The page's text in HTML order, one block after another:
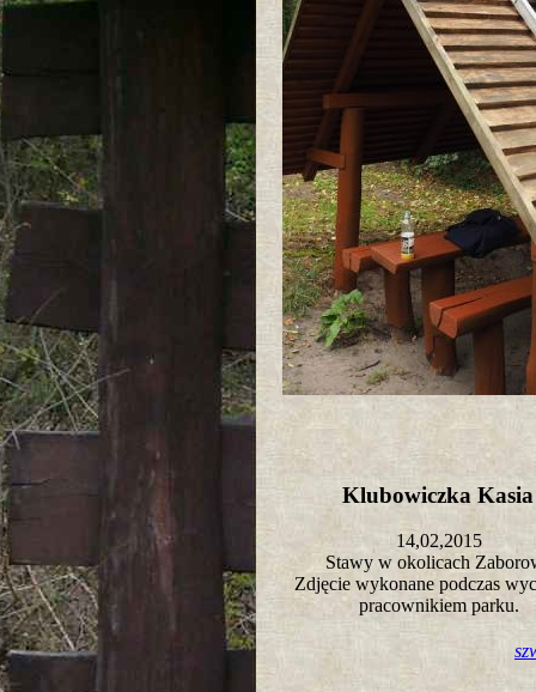
Klubowiczka
14,02,2015
Stawy w okolicach
Zdjęcie wykonane podczas
pracownikiem parku.